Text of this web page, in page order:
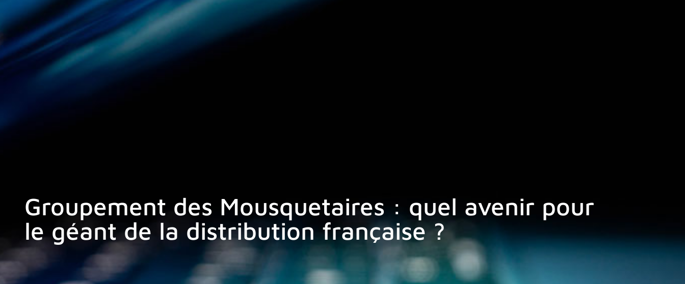
Groupement des Mousquetaires : quel avenir pour
le géant de la distribution française ?